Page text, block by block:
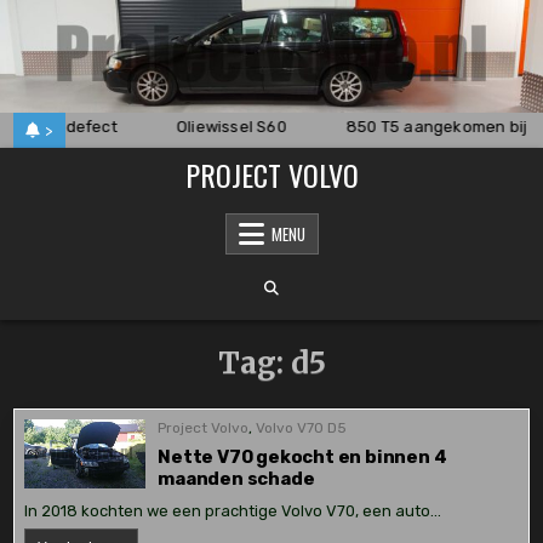
content
> defect Oliewissel S60 850 T5 aangekomen bij
PROJECT VOLVO
MENU
Tag: d5
Project Volvo,Volvo V70 D5
Nette V70 gekocht en binnen 4
maanden schade
In 2018 kochten we een prachtige Volvo V70, een auto…